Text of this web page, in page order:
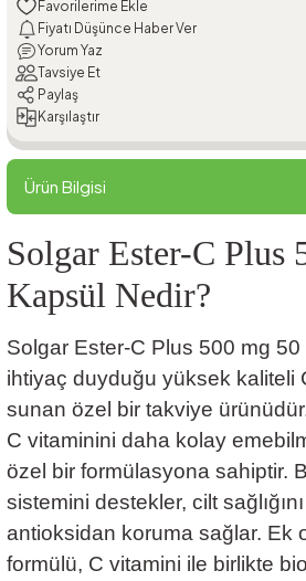
Fiyatı Düşünce Haber Ver
Yorum Yaz
Tavsiye Et
Paylaş
Karşılaştır
Ürün Bilgisi
Solgar Ester-C Plus
Kapsül Nedir?
Solgar Ester-C Plus 500 mg
ihtiyaç duyduğu yüksek kaliteli
sunan özel bir takviye
C vitaminini daha kolay
özel bir formülasyona sahiptir.
sistemini destekler, cilt
antioksidan koruma sağlar. Ek
formülü, C vitamini ile birlikte